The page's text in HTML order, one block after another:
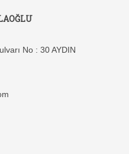
No : 30 AYDIN